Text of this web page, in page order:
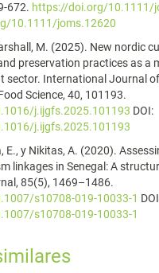
672. https://doi.org/10.1111/
10.1111/joms.12620
M. (2025). New nordic
preservation practices as a
sector. International Journal of
Science, 40, 101193.
j.ijgfs.2025.101193 DOI:
j.ijgfs.2025.101193
E., y Nikitas, A. (2020).
linkages in Senegal: A
85(5), 1469–1486.
s10708-019-10033-1
s10708-019-10033-1